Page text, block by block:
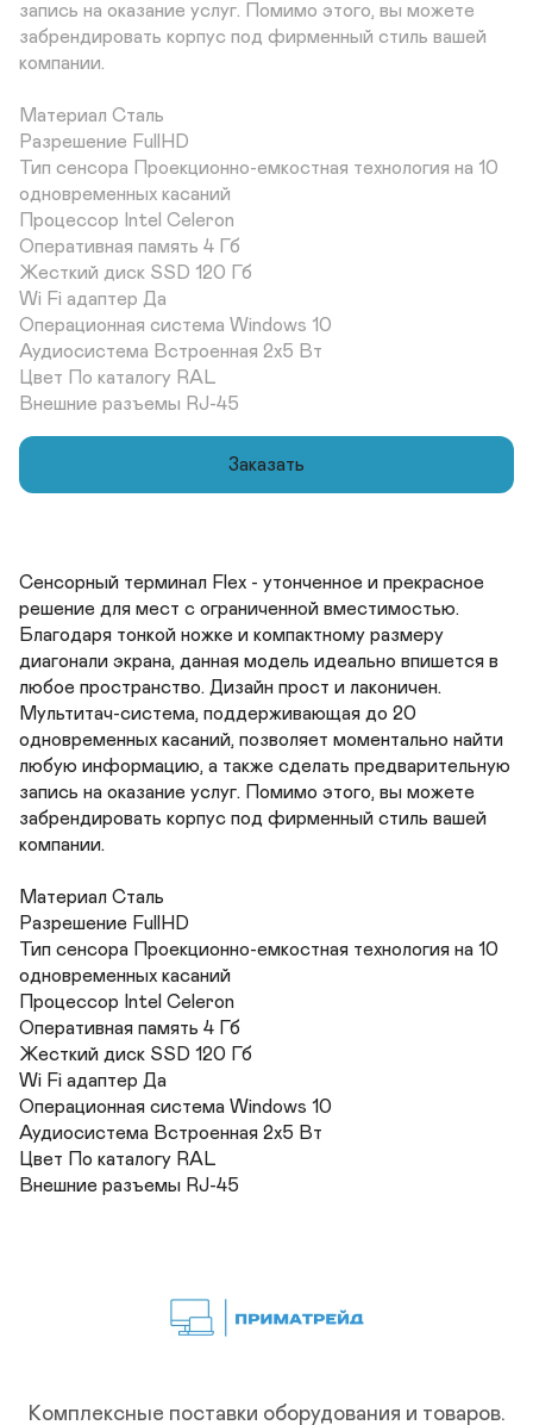
запись на оказание услуг. Помимо этого, вы можете
забрендировать корпус под фирменный стиль вашей
компании.
Материал Сталь
Разрешение FullHD
Тип сенсора Проекционно-емкостная технология на 10
одновременных касаний
Процессор Intel Celeron
Оперативная память 4 Гб
Жесткий диск SSD 120 Гб
Wi Fi адаптер Да
Операционная система Windows 10
Аудиосистема Встроенная 2х5 Вт
Цвет По каталогу RAL
Внешние разъемы RJ-45
Заказать
Сенсорный терминал Flex - утонченное и прекрасное
решение для мест с ограниченной вместимостью.
Благодаря тонкой ножке и компактному размеру
диагонали экрана, данная модель идеально впишется в
любое пространство. Дизайн прост и лаконичен.
Мультитач-система, поддерживающая до 20
одновременных касаний, позволяет моментально найти
любую информацию, а также сделать предварительную
запись на оказание услуг. Помимо этого, вы можете
забрендировать корпус под фирменный стиль вашей
компании.
Материал Сталь
Разрешение FullHD
Тип сенсора Проекционно-емкостная технология на 10
одновременных касаний
Процессор Intel Celeron
Оперативная память 4 Гб
Жесткий диск SSD 120 Гб
Wi Fi адаптер Да
Операционная система Windows 10
Аудиосистема Встроенная 2х5 Вт
Цвет По каталогу RAL
Внешние разъемы RJ-45
Комплексные поставки оборудования и товаров.